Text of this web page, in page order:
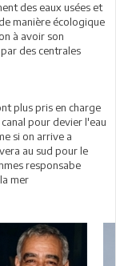
des eaux usées et
manière écologique
à avoir son
des centrales
plus pris en charge
pour devier l'eau
si on arrive a
au sud pour le
responsabe
mer